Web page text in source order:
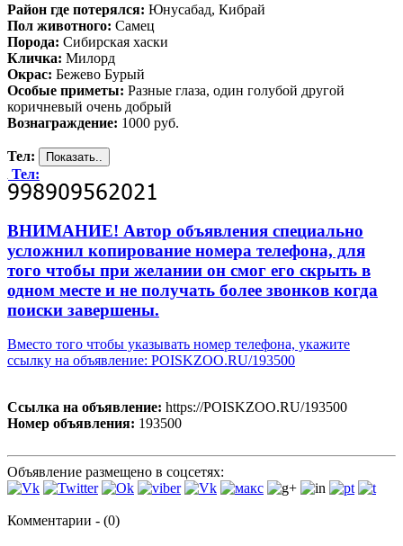
Район где потерялся: Юнусабад, Кибрай
Пол животного: Самец
Порода: Сибирская хаски
Кличка: Милорд
Окрас: Бежево Бурый
Особые приметы: Разные глаза, один голубой другой
коричневый очень добрый
Вознаграждение: 1000 руб.
Тел:
Тел:
ВНИМАНИЕ! Автор объявления специально
усложнил копирование номера телефона, для
того чтобы при желании он смог его скрыть в
одном месте и не получать более звонков когда
поиски завершены.
Вместо того чтобы указывать номер телефона, укажите
ссылку на объявление: POISKZOO.RU/193500
Ссылка на объявление: https://POISKZOO.RU/193500
Номер объявления: 193500
Объявление размещено в соцсетях:
Комментарии - (0)